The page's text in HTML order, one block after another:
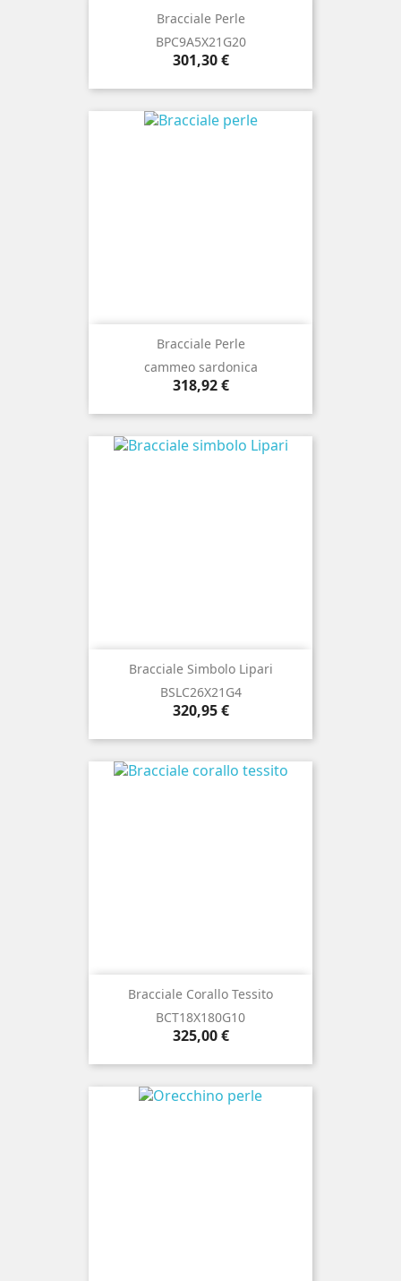
Bracciale Perle
BPC9A5X21G20
Prezzo
301,30 €
Bracciale Perle
cammeo sardonica
Prezzo
318,92 €
Bracciale Simbolo Lipari
BSLC26X21G4
Prezzo
320,95 €
Bracciale Corallo Tessito
BCT18X180G10
Prezzo
325,00 €